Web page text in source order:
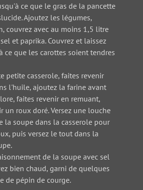
ce que le gras de la pancette
Ajoutez les légumes,
couvrez avec au moins 1,5 litre
et paprika. Couvrez et laissez
ce que les carottes soient tendres
petite casserole, faites revenir
l'huile, ajoutez la farine avant
faites revenir en remuant,
un roux doré. Versez une louche
la soupe dans la casserole pour
puis versez le tout dans la
de la soupe avec sel
bien chaud, garni de quelques
de pépin de courge.